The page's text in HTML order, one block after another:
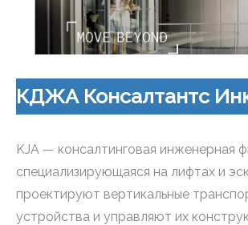
КДЖА Консалтантс
KJA — консалтинговая инженерная
специализирующаяся на лифтах и
проектируют вертикальные
устройства и управляют их